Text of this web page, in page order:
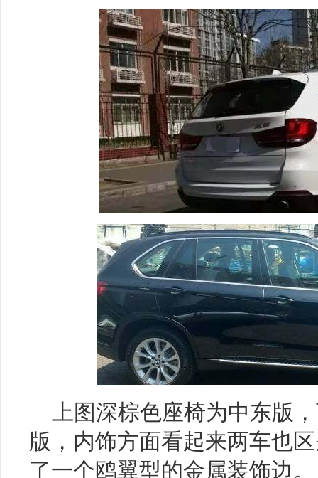
上图深棕色座椅为中东版
版，内饰方面看起来两车也
了一个鸥翼型的金属装饰边。